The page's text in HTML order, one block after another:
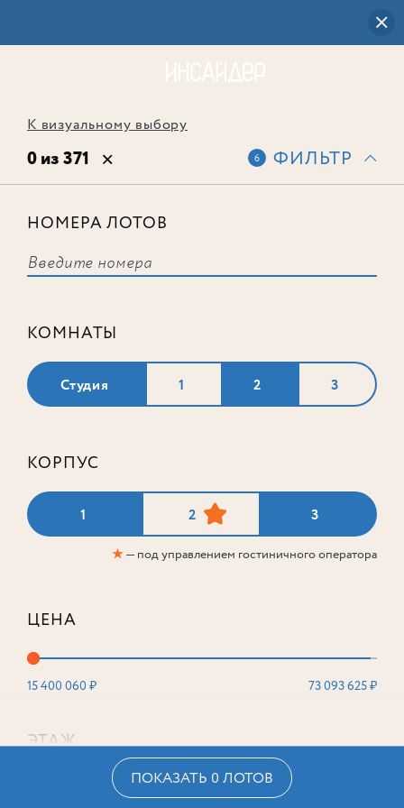
К визуальному выбору
0 из 371 6 ФИЛЬТР
НОМЕРА ЛОТОВ
КОМНАТЫ
Студия 1 2 3
КОРПУС
1 2 3
★— под управлением гостиничного оператора
ЦЕНА
15 400 060 ₽ 73 093 625 ₽
ЭТАЖ
ПОКАЗАТЬ 0 ЛОТОВ
соответствует ни одного лота